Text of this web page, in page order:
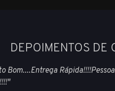
DEPOIMENTOS DE
Bom....Entrega